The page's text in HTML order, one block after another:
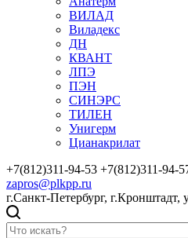
ВИЛАД
Виладекс
ДН
КВАНТ
ЛПЭ
ПЭН
СИНЭРС
ТИЛЕН
Унигерм
Цианакрилат
+7(812)311-94-53 +7(812)311-94-
zapros@plkpp.ru
г.Санкт-Петербург,